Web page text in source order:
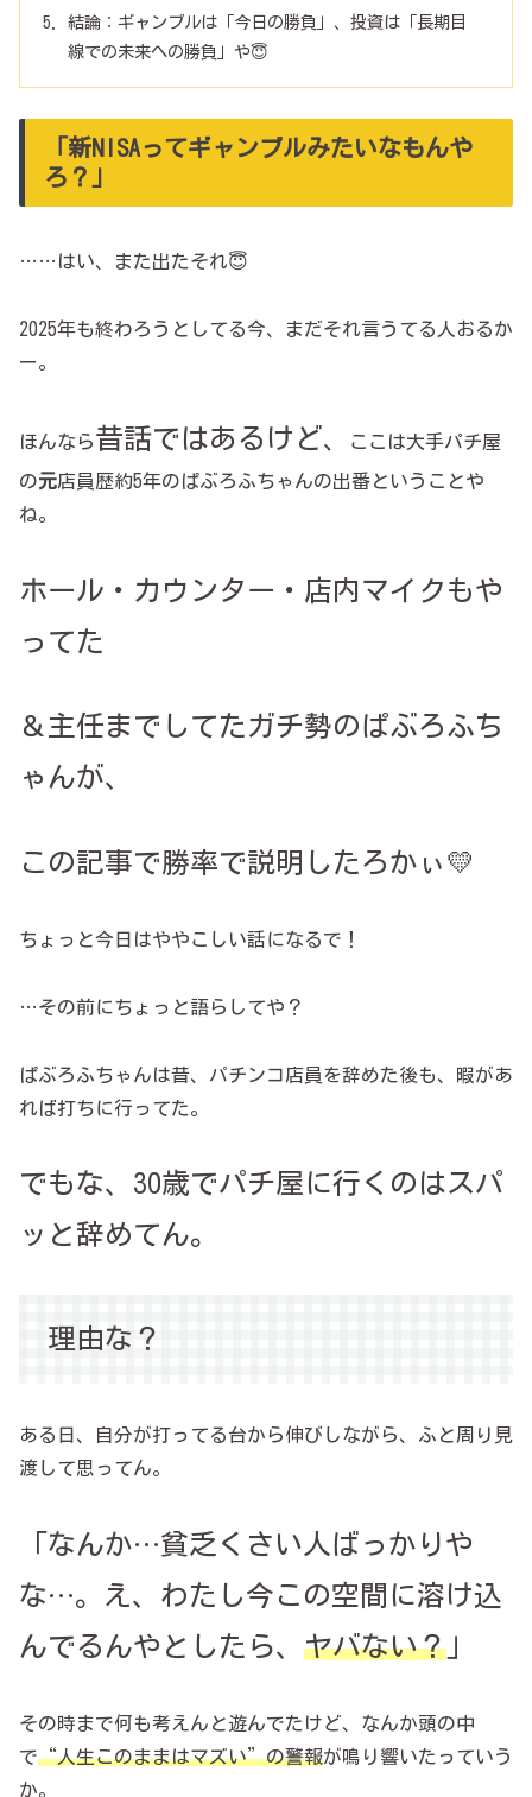
結論：ギャンブルは「今日の勝負」、投資は「長期目
線での未来への勝負」や😇
「新NISAってギャンブルみたいなもんや
ろ？」
……はい、また出たそれ😇
2025年も終わろうとしてる今、まだそれ言うてる人おるか
ー。
ほんなら昔話ではあるけど、 ここは大手パチ屋
の元店員歴約5年のぱぶろふちゃんの出番ということや
ね。
ホール・カウンター・店内マイクもや
ってた
＆主任までしてたガチ勢のぱぶろふち
ゃんが、
この記事で勝率で説明したろかぃ💛
ちょっと今日はややこしい話になるで！
…その前にちょっと語らしてや？
ぱぶろふちゃんは昔、パチンコ店員を辞めた後も、暇があ
れば打ちに行ってた。
でもな、30歳でパチ屋に行くのはスパ
ッと辞めてん。
理由な？
ある日、自分が打ってる台から伸びしながら、ふと周り見
渡して思ってん。
「なんか…貧乏くさい人ばっかりや
な…。え、わたし今この空間に溶け込
んでるんやとしたら、 ヤバない？ 」
その時まで何も考えんと遊んでたけど、なんか頭の中
で“人生このままはマズい”の警報が鳴り響いたっていう
か。